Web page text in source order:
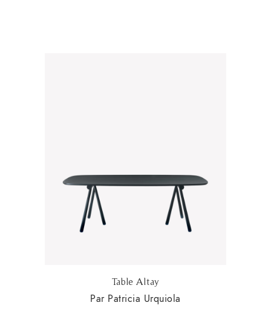
Table Altay
Par Patricia Urquiola